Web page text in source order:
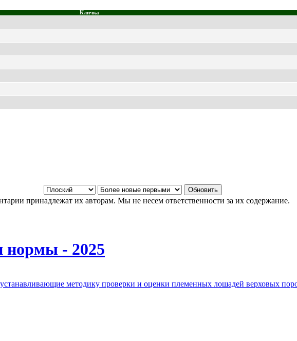
Кличка
принадлежат их авторам. Мы не несем ответственности за их содержание.
- 2025
методику проверки и оценки племенных лошадей верховых